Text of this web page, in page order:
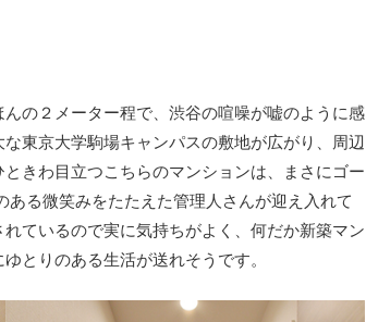
の２メーター程で、渋谷の喧噪が嘘のように感
東京大学駒場キャンパスの敷地が広がり、周辺
きわ目立つこちらのマンションは、まさにゴー
る微笑みをたたえた管理人さんが迎え入れて
ているので実に気持ちがよく、何だか新築マン
とりのある生活が送れそうです。